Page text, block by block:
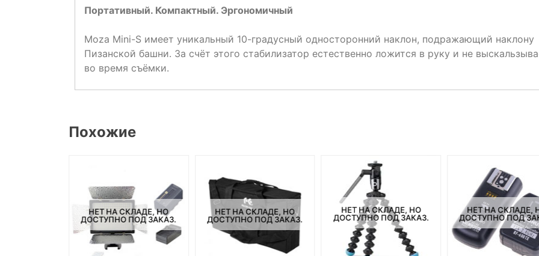
Портативный. Компактный. Эргономичный
Moza Mini-S имеет уникальный 10-градусный односторонний наклон, подражающий наклону
Пизанской башни. За счёт этого стабилизатор естественно ложится в руку и не
во время съёмки.
Похожие
НЕТ НА СКЛАДЕ, НО
ДОСТУПНО ПОД ЗАКАЗ.
НЕТ НА СКЛАДЕ, НО
ДОСТУПНО ПОД ЗАКАЗ.
НЕТ НА СКЛАДЕ, НО
ДОСТУПНО ПОД ЗАКАЗ.
НЕТ НА СКЛАДЕ,
ДОСТУПНО ПОД